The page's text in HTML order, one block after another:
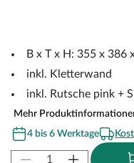
B x T x H: 355 x 386
inkl. Kletterwand
inkl. Rutsche pink +
Mehr
4 bis 6 Werktage